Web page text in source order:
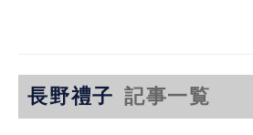
長野禮子 記事一覧